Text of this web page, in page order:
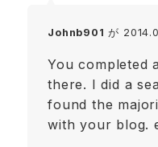
Johnb901 が
You completed
there. I did a
found the
with your blog.